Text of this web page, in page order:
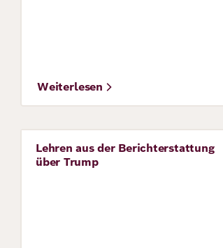
Weiterlesen
Perspective
Lehren aus der Berichterstattung
über Trump